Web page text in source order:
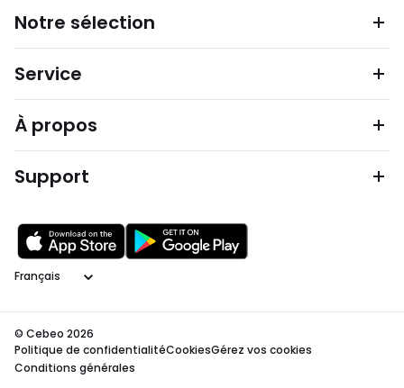
Notre sélection
Service
À propos
Support
Langage
© Cebeo 2026
Politique de confidentialitéCookiesGérez vos cookies
Conditions générales